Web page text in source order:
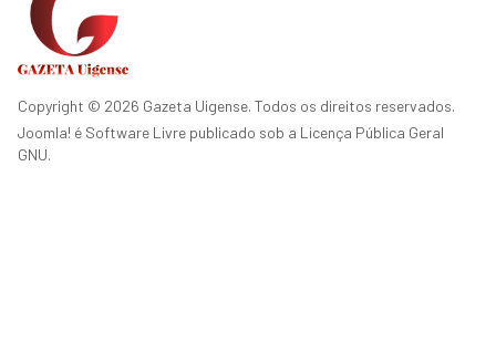
Copyright © 2026 Gazeta Uigense. Todos os direitos reservados.
Joomla! é Software Livre publicado sob a Licença Pública Geral
GNU.